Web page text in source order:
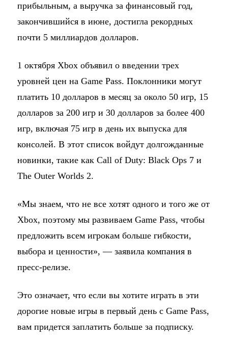
прибыльным, а выручка за финансовый год,
закончившийся в июне, достигла рекордных
почти 5 миллиардов долларов.
1 октября Xbox объявил о введении трех
уровней цен на Game Pass. Поклонники могут
платить 10 долларов в месяц за около 50 игр, 15
долларов за 200 игр и 30 долларов за более 400
игр, включая 75 игр в день их выпуска для
консолей. В этот список войдут долгожданные
новинки, такие как Call of Duty: Black Ops 7 и
The Outer Worlds 2.
«Мы знаем, что не все хотят одного и того же от
Xbox, поэтому мы развиваем Game Pass, чтобы
предложить всем игрокам больше гибкости,
выбора и ценности», — заявила компания в
пресс-релизе.
Это означает, что если вы хотите играть в эти
дорогие новые игры в первый день с Game Pass,
вам придется заплатить больше за подписку.